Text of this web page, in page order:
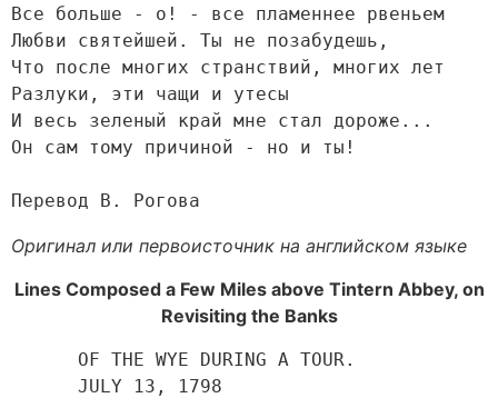
Все больше - о! - все пламеннее рвеньем
Любви святейшей. Ты не позабудешь,
Что после многих странствий, многих лет
Разлуки, эти чащи и утесы
И весь зеленый край мне стал дороже...
Он сам тому причиной - но и ты!
Перевод В. Рогова
Оригинал или первоисточник на английском языке
Lines Composed a Few Miles above Tintern Abbey, on
Revisiting the Banks